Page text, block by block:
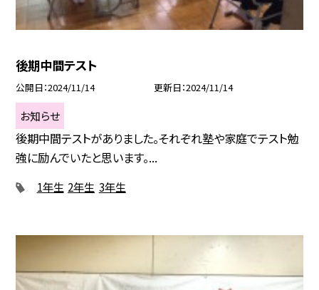
後期中間テスト
公開日 2024/11/14 更新日 2024/11/14
お知らせ
後期中間テストがありました。それぞれ塾や家庭でテスト勉
強に励んでいたと思います。...
1年生 2年生 3年生